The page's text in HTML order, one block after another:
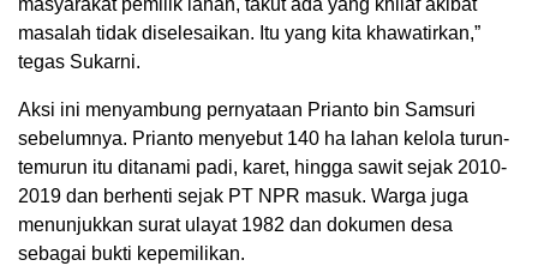
masyarakat pemilik lahan, takut ada yang khilaf akibat
masalah tidak diselesaikan. Itu yang kita khawatirkan,”
tegas Sukarni.
Aksi ini menyambung pernyataan Prianto bin Samsuri
sebelumnya. Prianto menyebut 140 ha lahan kelola turun-
temurun itu ditanami padi, karet, hingga sawit sejak 2010-
2019 dan berhenti sejak PT NPR masuk. Warga juga
menunjukkan surat ulayat 1982 dan dokumen desa
sebagai bukti kepemilikan.